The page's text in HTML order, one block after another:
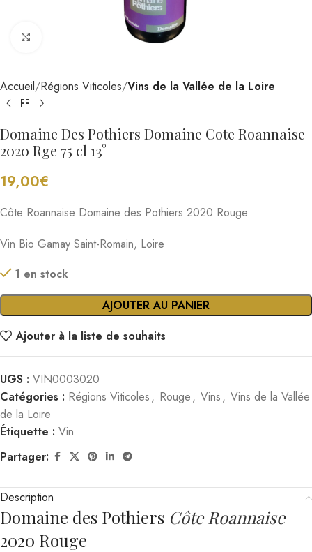
Cliquez pour agrandir
Accueil Régions Viticoles Vins de la Vallée de la Loire
Domaine Des Pothiers Domaine Cote Roannaise
2020 Rge 75 cl 13°
19,00€
Côte Roannaise Domaine des Pothiers 2020 Rouge
Vin Bio Gamay Saint-Romain, Loire
1 en stock
AJOUTER AU PANIER
Ajouter à la liste de souhaits
UGS : VIN0003020
Catégories : Régions Viticoles, Rouge, Vins, Vins de la Vallée
de la Loire
Étiquette : Vin
Partager:
Description
Domaine des Pothiers Côte Roannaise
2020 Rouge